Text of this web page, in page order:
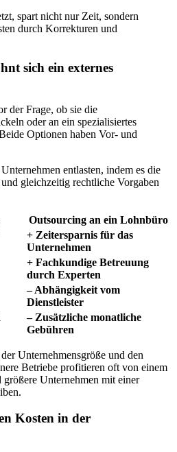
spart nicht nur Zeit, sondern
durch Korrekturen und
sich ein externes
der Frage, ob sie die
oder an ein spezialisiertes
Optionen haben Vor- und
entlasten, indem es die
gleichzeitig rechtliche Vorgaben
Outsourcing an ein Lohnbüro
+ Zeitersparnis für das
Unternehmen
+ Fachkundige Betreuung
durch Experten
– Abhängigkeit vom
Dienstleister
– Zusätzliche monatliche
Gebühren
Unternehmensgröße und den
Betriebe profitieren oft von einem
Unternehmen mit einer
Kosten in der